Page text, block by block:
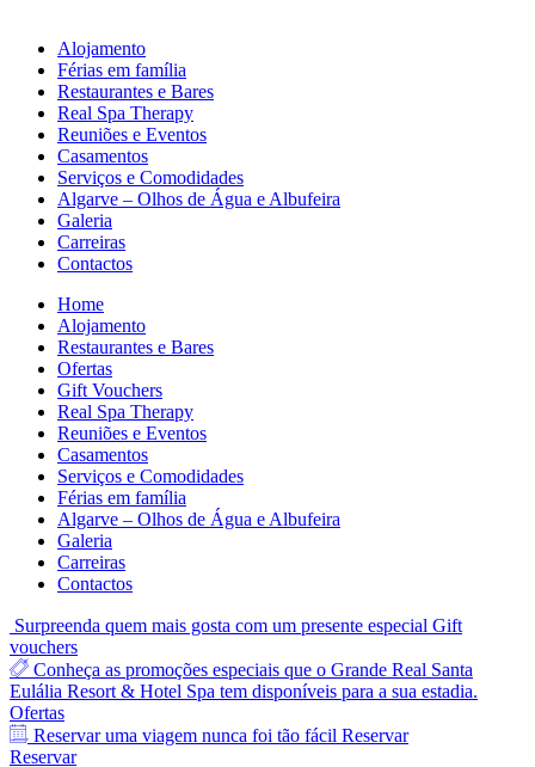
Alojamento
Férias em família
Restaurantes e Bares
Real Spa Therapy
Reuniões e Eventos
Casamentos
Serviços e Comodidades
Algarve – Olhos de Água e Albufeira
Galeria
Carreiras
Contactos
Home
Alojamento
Restaurantes e Bares
Ofertas
Gift Vouchers
Real Spa Therapy
Reuniões e Eventos
Casamentos
Serviços e Comodidades
Férias em família
Algarve – Olhos de Água e Albufeira
Galeria
Carreiras
Contactos
Surpreenda quem mais gosta com um presente especial Gift
vouchers
Conheça as promoções especiais que o Grande Real Santa
Eulália Resort & Hotel Spa tem disponíveis para a sua estadia.
Ofertas
Reservar uma viagem nunca foi tão fácil Reservar
Reservar